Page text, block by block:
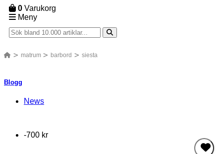
0 Varukorg
Meny
matrum barbord siesta
Blogg
News
-700 kr